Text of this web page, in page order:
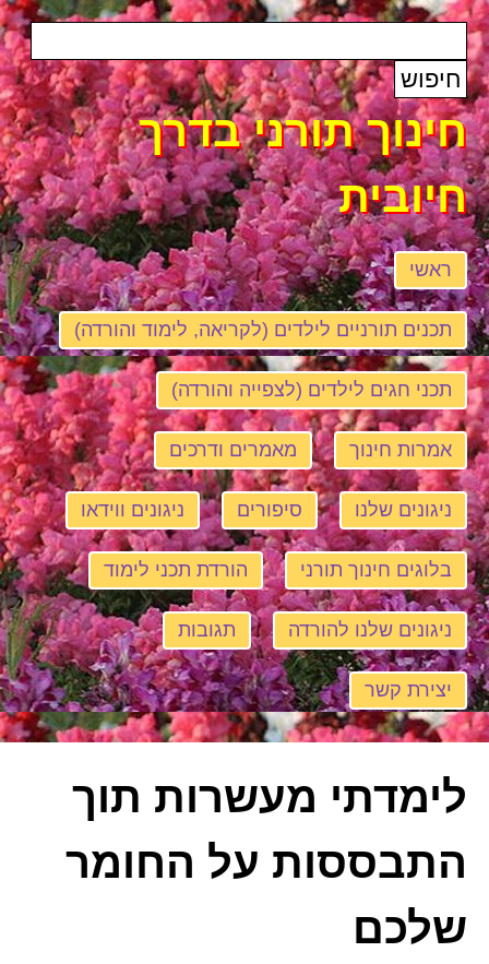
חינוך תורני בדרך
חיובית
ראשי
תכנים תורניים לילדים (לקריאה, לימוד והורדה)
תכני חגים לילדים (לצפייה והורדה)
אמרות חינוך מאמרים ודרכים
ניגונים שלנו סיפורים ניגונים ווידאו
בלוגים חינוך תורני הורדת תכני לימוד
ניגונים שלנו להורדה תגובות
יצירת קשר
לימדתי מעשרות תוך
התבססות על החומר
שלכם